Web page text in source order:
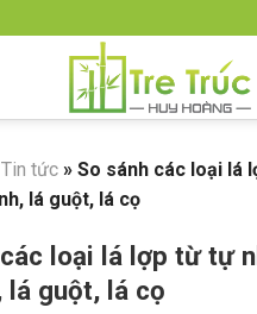
Tin tức » So sánh các loại lá
lá guột, lá cọ
loại lá lợp từ tự
lá guột, lá cọ